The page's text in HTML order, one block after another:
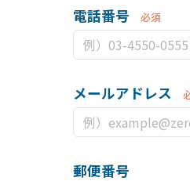
電話番号 必須
メールアドレス
郵便番号